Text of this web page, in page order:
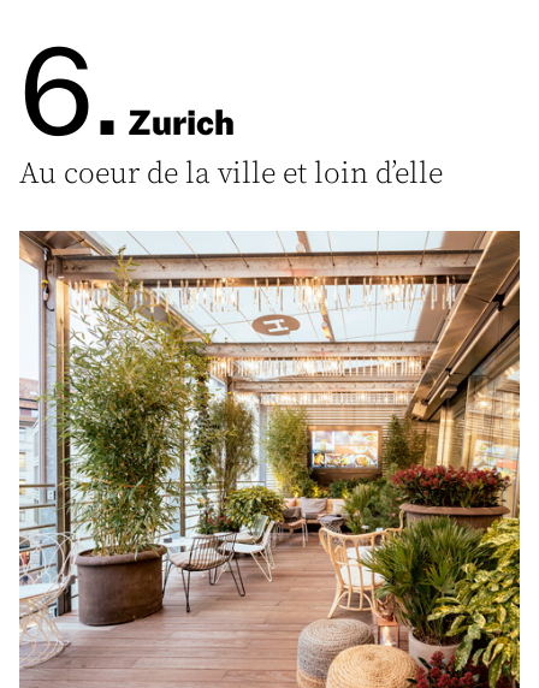
6. Zurich
Au coeur de la ville et loin d’elle